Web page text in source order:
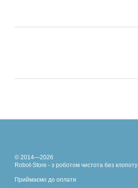
© 2014—2026
Robot-Store - з роботом чистота без клопоту
Приймаємо до оплати